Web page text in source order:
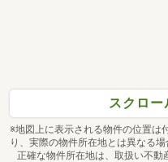
スクロー
※地図上に表示される物件の位置は
り、実際の物件所在地とは異なる場
正確な物件所在地は、取扱い不動